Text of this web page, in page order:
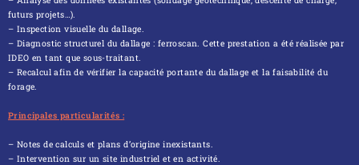
futurs projets…).
– Inspection visuelle du dallage.
– Diagnostic structurel du dallage : ferroscan. Cette prestation a été réalisée par
IDEO en tant que sous-traitant.
– Recalcul afin de vérifier la capacité portante du dallage et la faisabilité du
forage.
Principales particularités :
– Notes de calculs et plans d’origine inexistants.
– Intervention sur un site industriel et en activité.